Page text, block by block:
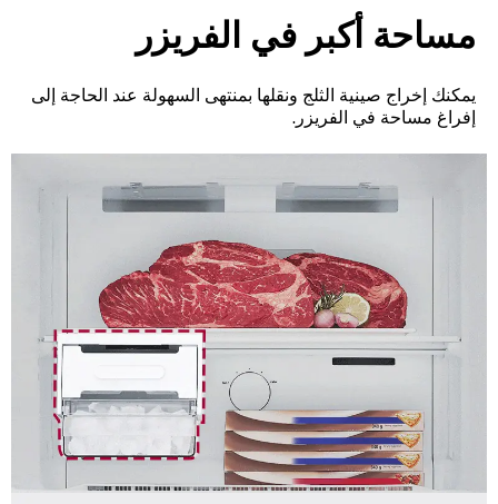
مساحة أكبر في الفريزر
يمكنك إخراج صينية الثلج ونقلها بمنتهى السهولة عند الحاجة إلى
إفراغ مساحة في الفريزر.